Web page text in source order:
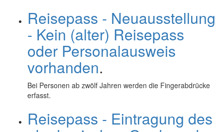
Reisepass - Neuausstellung
- Kein (alter) Reisepass
oder Personalausweis
vorhanden.
Bei Personen ab zwölf Jahren werden die Fingerabdrücke
erfasst.
Reisepass - Eintragung des